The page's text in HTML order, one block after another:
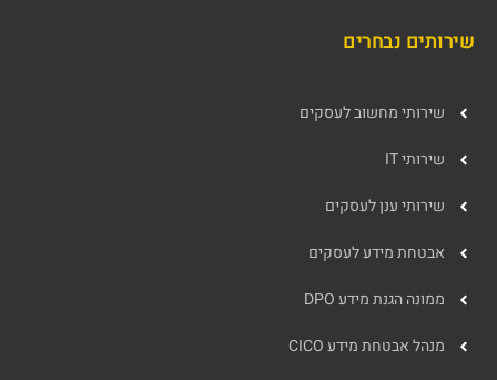
שירותים נבחרים
שירותי מחשוב לעסקים
שירותי IT
שירותי ענן לעסקים
אבטחת מידע לעסקים
ממונה הגנת מידע DPO
מנהל אבטחת מידע CICO